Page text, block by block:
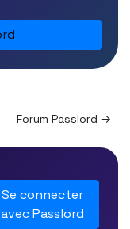
Forum Passlord →
Se connecter
avec Passlord